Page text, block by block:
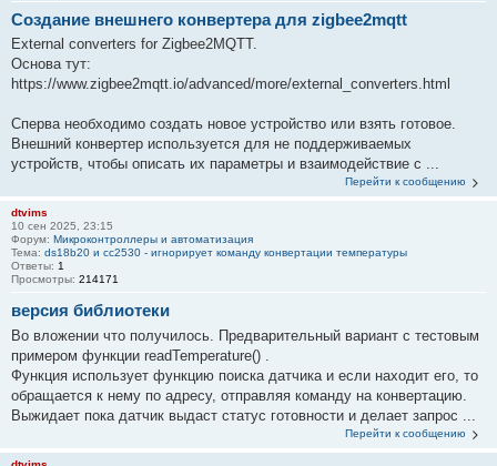
Создание внешнего конвертера для zigbee2mqtt
External converters for Zigbee2MQTT.
Основа тут:
https://www.zigbee2mqtt.io/advanced/more/external_converters.html
Сперва необходимо создать новое устройство или взять готовое.
Внешний конвертер используется для не поддерживаемых
устройств, чтобы описать их параметры и взаимодействие с ...
Перейти к сообщению
dtvims
10 сен 2025, 23:15
Форум: Микроконтроллеры и автоматизация
Тема: ds18b20 и сс2530 - игнорирует команду конвертации температуры
Ответы: 1
Просмотры: 214171
версия библиотеки
Во вложении что получилось. Предварительный вариант с тестовым
примером функции readTemperature() .
Функция использует функцию поиска датчика и если находит его, то
обращается к нему по адресу, отправляя команду на конвертацию.
Выжидает пока датчик выдаст статус готовности и делает запрос ...
Перейти к сообщению